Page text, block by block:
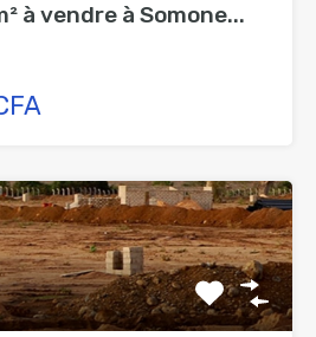
à vendre à Somone...